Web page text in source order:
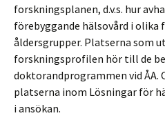
forskningsplanen, d.v.s. hur
förebyggande hälsovård i olika
åldersgrupper. Platserna som
forskningsprofilen hör till de
doktorandprogrammen vid ÅA.
platserna inom Lösningar för
i ansökan.